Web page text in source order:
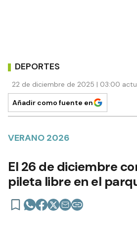
DEPORTES
22 de diciembre de 2025 | 03:00
Añadir como fuente en
VERANO 2026
El 26 de diciembre
pileta libre en el